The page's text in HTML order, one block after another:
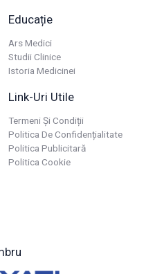
Educație
Ars Medici
Studii Clinice
Istoria Medicinei
Link-Uri Utile
Termeni Și Condiții
Politica De Confidențialitate
Politica Publicitară
Politica Cookie